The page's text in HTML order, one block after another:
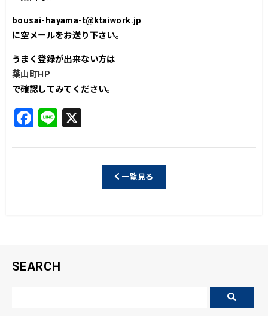
bousai-hayama-t@ktaiwork.jp
に空メールをお送り下さい。
うまく登録が出来ない方は
葉山町HP
で確認してみてください。
F
a
c
Li
n
e
一覧見る
SEARCH